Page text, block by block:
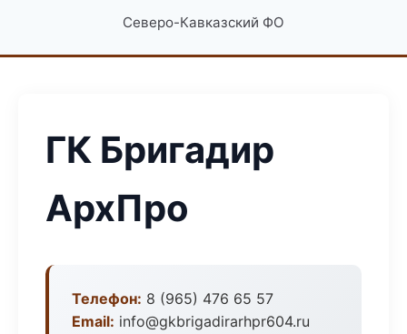
Северо-Кавказский ФО
ГК Бригадир
АрхПро
Телефон: 8 (965) 476 65 57
Email: info@gkbrigadirarhpr604.ru